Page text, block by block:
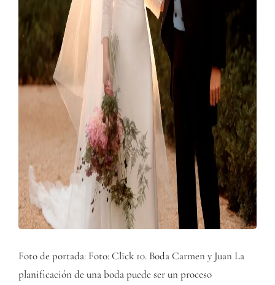
Foto de portada: Foto: Click 10. Boda Carmen y Juan La
planificación de una boda puede ser un proceso